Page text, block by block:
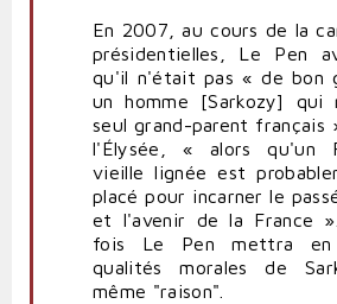
En 2007, au cours de la
présidentielles, Le Pen
qu'il n'était pas « de bon
un homme [Sarkozy] qui
seul grand-parent français
l'Élysée, « alors qu'un
vieille lignée est
placé pour incarner le
et l'avenir de la France
fois Le Pen mettra
qualités morales de
même "raison".